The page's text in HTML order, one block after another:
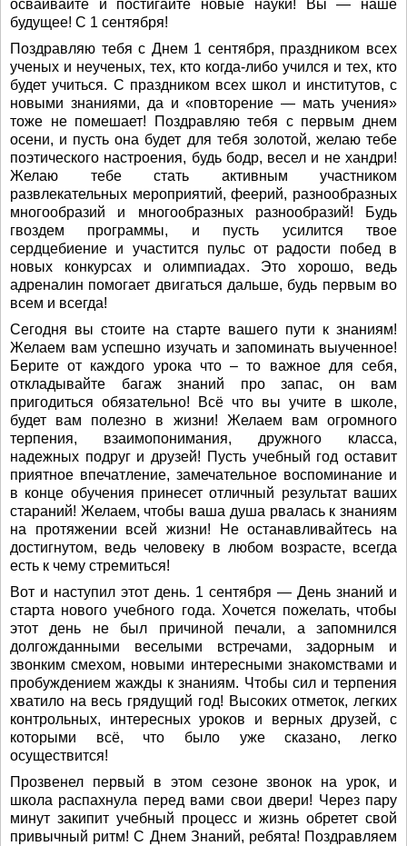
осваивайте и постигайте новые науки! Вы — наше
будущее! С 1 сентября!
Поздравляю тебя с Днем 1 сентября, праздником всех
ученых и неученых, тех, кто когда-либо учился и тех, кто
будет учиться. С праздником всех школ и институтов, с
новыми знаниями, да и «повторение — мать учения»
тоже не помешает! Поздравляю тебя с первым днем
осени, и пусть она будет для тебя золотой, желаю тебе
поэтического настроения, будь бодр, весел и не хандри!
Желаю тебе стать активным участником
развлекательных мероприятий, феерий, разнообразных
многообразий и многообразных разнообразий! Будь
гвоздем программы, и пусть усилится твое
сердцебиение и участится пульс от радости побед в
новых конкурсах и олимпиадах. Это хорошо, ведь
адреналин помогает двигаться дальше, будь первым во
всем и всегда!
Сегодня вы стоите на старте вашего пути к знаниям!
Желаем вам успешно изучать и запоминать выученное!
Берите от каждого урока что – то важное для себя,
откладывайте багаж знаний про запас, он вам
пригодиться обязательно! Всё что вы учите в школе,
будет вам полезно в жизни! Желаем вам огромного
терпения, взаимопонимания, дружного класса,
надежных подруг и друзей! Пусть учебный год оставит
приятное впечатление, замечательное воспоминание и
в конце обучения принесет отличный результат ваших
стараний! Желаем, чтобы ваша душа рвалась к знаниям
на протяжении всей жизни! Не останавливайтесь на
достигнутом, ведь человеку в любом возрасте, всегда
есть к чему стремиться!
Вот и наступил этот день. 1 сентября — День знаний и
старта нового учебного года. Хочется пожелать, чтобы
этот день не был причиной печали, а запомнился
долгожданными веселыми встречами, задорным и
звонким смехом, новыми интересными знакомствами и
пробуждением жажды к знаниям. Чтобы сил и терпения
хватило на весь грядущий год! Высоких отметок, легких
контрольных, интересных уроков и верных друзей, с
которыми всё, что было уже сказано, легко
осуществится!
Прозвенел первый в этом сезоне звонок на урок, и
школа распахнула перед вами свои двери! Через пару
минут закипит учебный процесс и жизнь обретет свой
привычный ритм! С Днем Знаний, ребята! Поздравляем